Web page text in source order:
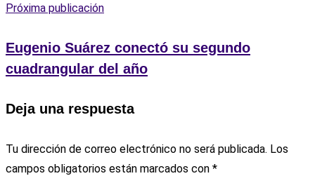
Próxima publicación
Eugenio Suárez conectó su segundo
cuadrangular del año
Deja una respuesta
Tu dirección de correo electrónico no será publicada. Los
campos obligatorios están marcados con *